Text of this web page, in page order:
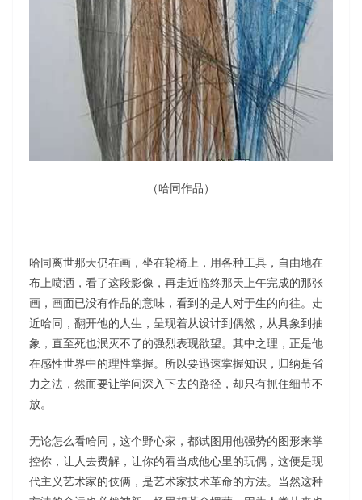
（哈同作品）
哈同离世那天仍在画，坐在轮椅上，用各种工具，自由地在
布上喷洒，看了这段影像，再走近临终那天上午完成的那张
画，画面已没有作品的意味，看到的是人对于生的向往。走
近哈同，翻开他的人生，呈现着从设计到偶然，从具象到抽
象，直至死也泯灭不了的强烈表现欲望。其中之理，正是他
在感性世界中的理性掌握。所以要迅速掌握知识，归纳是省
力之法，然而要让学问深入下去的路径，却只有抓住细节不
放。
无论怎么看哈同，这个野心家，都试图用他强势的图形来掌
控你，让人去费解，让你的看当成他心里的玩偶，这便是现
代主义艺术家的伎俩，是艺术家技术革命的方法。当然这种